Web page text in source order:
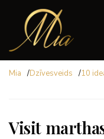
Mia /Dzīvesveids /10
Visit